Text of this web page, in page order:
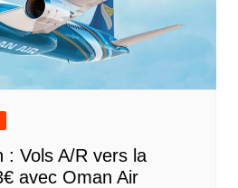
: Vols A/R vers la
avec Oman Air